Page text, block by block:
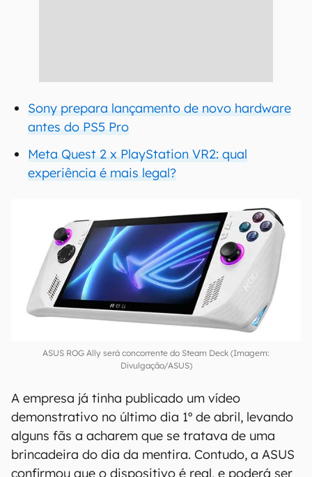
Sony prepara lançamento de novo hardware
antes do PS5 Pro
Meta Quest 2 x PlayStation VR2: qual
experiência é mais legal?
ASUS ROG Ally será concorrente do Steam Deck (Imagem:
Divulgação/ASUS)
A empresa já tinha publicado um vídeo
demonstrativo no último dia 1º de abril, levando
alguns fãs a acharem que se tratava de uma
brincadeira do dia da mentira. Contudo, a ASUS
confirmou que o dispositivo é real, e poderá ser